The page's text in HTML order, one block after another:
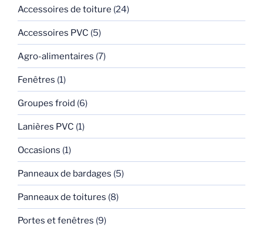
Accessoires de toiture (24)
Accessoires PVC (5)
Agro-alimentaires (7)
Fenêtres (1)
Groupes froid (6)
Lanières PVC (1)
Occasions (1)
Panneaux de bardages (5)
Panneaux de toitures (8)
Portes et fenêtres (9)